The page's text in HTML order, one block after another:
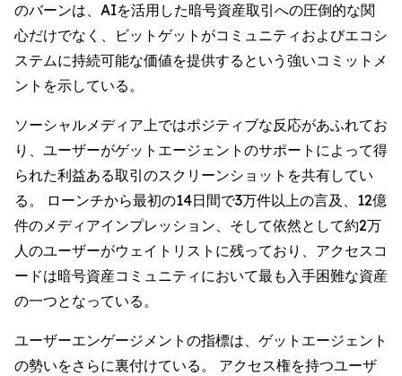
のバーンは、AIを活用した暗号資産取引への圧倒的な関
心だけでなく、ビットゲットがコミュニティおよびエコシ
ステムに持続可能な価値を提供するという強いコミットメ
ントを示している。
ソーシャルメディア上ではポジティブな反応があふれてお
り、ユーザーがゲットエージェントのサポートによって得
られた利益ある取引のスクリーンショットを共有してい
る。 ローンチから最初の14日間で3万件以上の言及、12億
件のメディアインプレッション、そして依然として約2万
人のユーザーがウェイトリストに残っており、アクセスコ
ードは暗号資産コミュニティにおいて最も入手困難な資産
の一つとなっている。
ユーザーエンゲージメントの指標は、ゲットエージェント
の勢いをさらに裏付けている。 アクセス権を持つユーザ